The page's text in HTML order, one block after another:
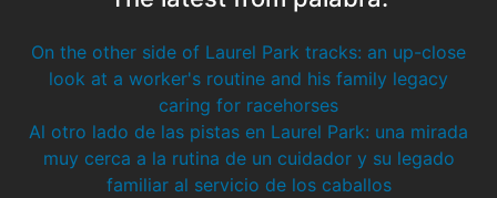
On the other side of Laurel Park tracks: an up-close
look at a worker's routine and his family legacy
caring for racehorses
Al otro lado de las pistas en Laurel Park: una mirada
muy cerca a la rutina de un cuidador y su legado
familiar al servicio de los caballos